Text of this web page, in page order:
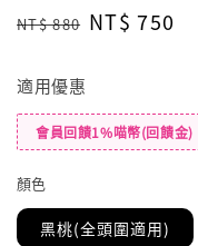
Regular
NT$ 880 Sale
NT$ 750
適用優惠
會員回饋1%喵幣(回饋金)
顏色
黑桃(全頭圍適用)